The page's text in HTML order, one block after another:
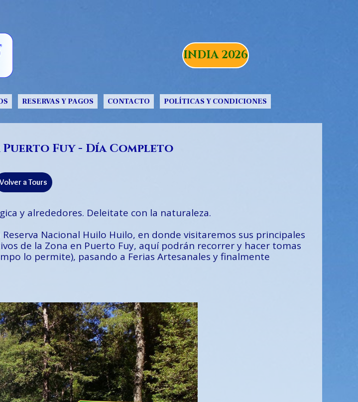
INDIA 2026
RESERVAS Y PAGOS CONTACTO POLÍTICAS Y CONDICIONES
Fuy - Día Completo
Volver a Tours
y alrededores. Deleitate con la naturaleza.
Nacional Huilo Huilo, en donde visitaremos sus principales
de la Zona en Puerto Fuy, aquí podrán recorrer y hacer tomas
lo permite), pasando a Ferias Artesanales y finalmente